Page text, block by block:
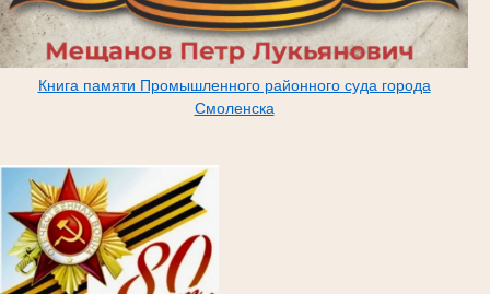
Книга памяти Промышленного районного суда города
Смоленска